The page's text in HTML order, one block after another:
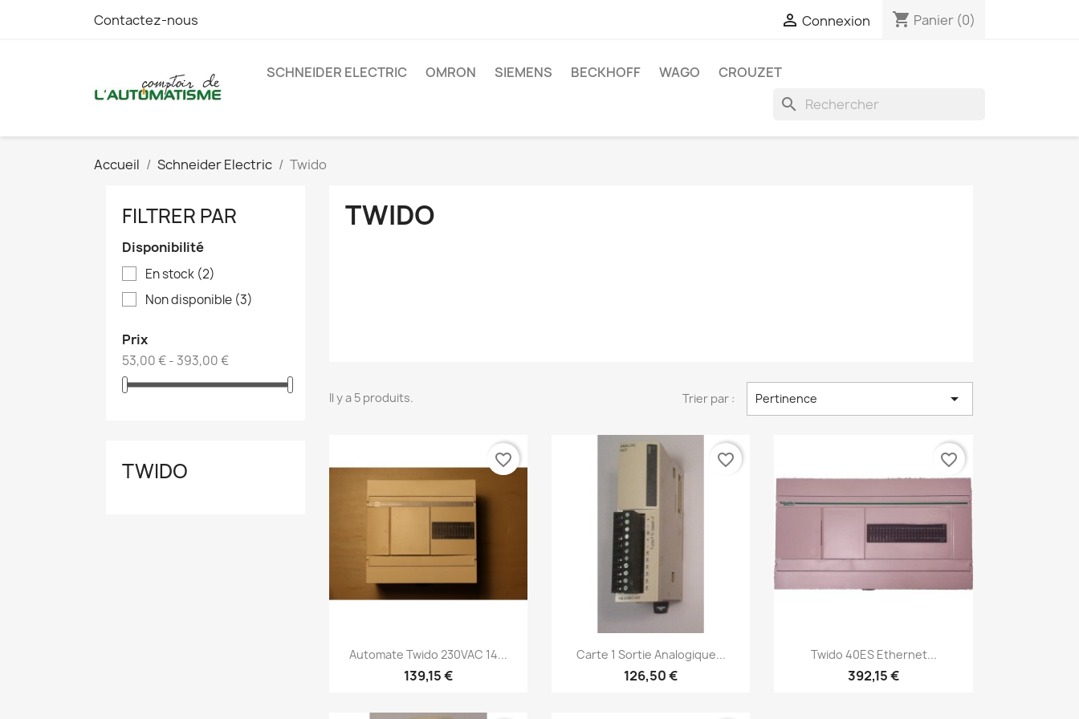
Contactez-nous  Connexion shopping_cart Panier (0)
SCHNEIDER ELECTRIC OMRON SIEMENS BECKHOFF WAGO CROUZET
search
Accueil Schneider Electric Twido
FILTRER PAR
Disponibilité
En stock (2)
Non disponible (3)
Prix
53,00 € - 393,00 €
TWIDO
TWIDO
Il y a 5 produits. Trier par : Pertinence 
Aperçu rapide
Automate Twido 230VAC 14...
139,15 €
favorite_border
 Aperçu rapide
Carte 1 Sortie Analogique...
126,50 €
favorite_border
Aperçu rapide
Twido 40ES Ethernet...
392,15 €
favorite_border